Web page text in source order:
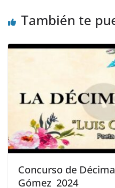
También te
Concurso de
Gómez 2024